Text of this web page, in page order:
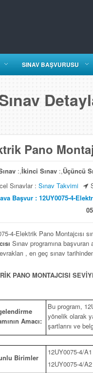
SINAV BAŞVURUSU
Pano
:,İkinci Sınav :,Üçüncü
Sınavlar :Sınav Takvimi
Başvur : 12UY0075-4-
4-Elektrik Pano Montajcısı
Sınav programına başvuran
, en geç sınav
PANO MONTAJCISI
Amacı:
Bu program,
yönelik olarak
şartlarını ve
Birimler
12UY0075-4/
12UY0075-4/